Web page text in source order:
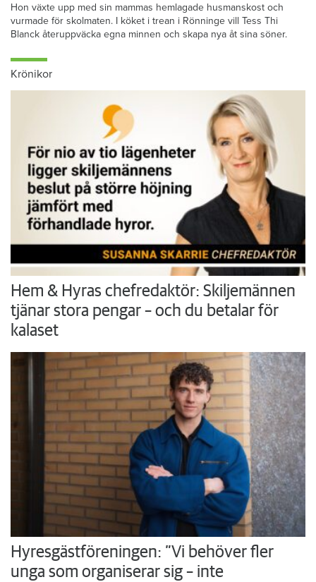
Hon växte upp med sin mammas hemlagade husmanskost och
vurmade för skolmaten. I köket i trean i Rönninge vill Tess Thi
Blanck återuppväcka egna minnen och skapa nya åt sina söner.
Krönikor
Hem & Hyras chefredaktör: Skiljemännen
tjänar stora pengar – och du betalar för
kalaset
Hyresgästföreningen: ”Vi behöver fler
unga som organiserar sig – inte